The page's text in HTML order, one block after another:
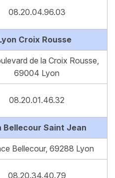
08.20.04.96.03
Croix Rousse
de la Croix Rousse,
69004 Lyon
08.20.01.46.32
Bellecour Saint Jean
Bellecour, 69288 Lyon
08.20.34.40.79